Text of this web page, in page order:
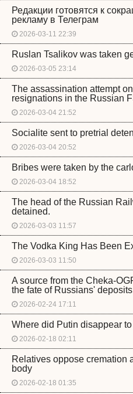
Редакции готовятся к
рекламу в Телеграм
2026-03-11 22:39
Ruslan Tsalikov was taken
2026-03-05 23:14
The assassination attempt
resignations in the Russian
2026-03-04 21:52
Socialite sent to pretrial
2026-03-04 20:52
Bribes were taken by the
2026-03-04 18:52
The head of the Russian
detained.
2026-03-03 11:57
The Vodka King Has Been
2026-03-03 11:50
A source from the Cheka-
the fate of Russians'
2026-02-24 17:11
Where did Putin disappear
2026-02-18 02:11
Relatives oppose cremation
body
2026-02-18 01:35